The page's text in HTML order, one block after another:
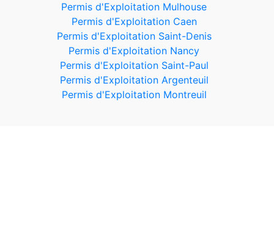
Permis d'Exploitation Mulhouse
Permis d'Exploitation Caen
Permis d'Exploitation Saint-Denis
Permis d'Exploitation Nancy
Permis d'Exploitation Saint-Paul
Permis d'Exploitation Argenteuil
Permis d'Exploitation Montreuil